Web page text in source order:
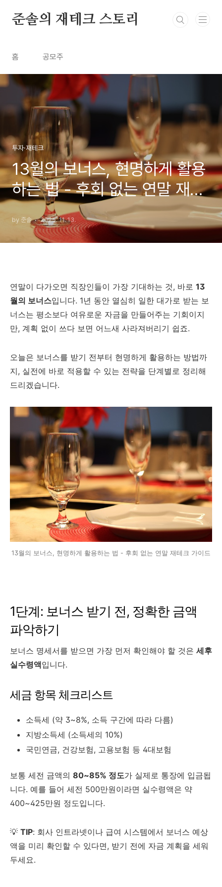
준솔의 재테크 스토리
홈 공모주
투자·재테크
13월의 보너스, 현명하게 활용
하는 법 - 후회 없는 연말 재테
크 가이드
by 준솔 2025. 11. 13.
연말이 다가오면 직장인들이 가장 기대하는 것, 바로 13
월의 보너스입니다. 1년 동안 열심히 일한 대가로 받는 보
너스는 평소보다 여유로운 자금을 만들어주는 기회이지
만, 계획 없이 쓰다 보면 어느새 사라져버리기 쉽죠.
오늘은 보너스를 받기 전부터 현명하게 활용하는 방법까
지, 실전에 바로 적용할 수 있는 전략을 단계별로 정리해
드리겠습니다.
13월의 보너스, 현명하게 활용하는 법 - 후회 없는 연말 재테크 가이드
1단계: 보너스 받기 전, 정확한 금액
파악하기
보너스 명세서를 받으면 가장 먼저 확인해야 할 것은 세후
실수령액입니다.
세금 항목 체크리스트
소득세 (약 3~8%, 소득 구간에 따라 다름)
지방소득세 (소득세의 10%)
국민연금, 건강보험, 고용보험 등 4대보험
보통 세전 금액의 80~85% 정도가 실제로 통장에 입금됩
니다. 예를 들어 세전 500만원이라면 실수령액은 약
400~425만원 정도입니다.
💡 TIP: 회사 인트라넷이나 급여 시스템에서 보너스 예상
액을 미리 확인할 수 있다면, 받기 전에 자금 계획을 세워
두세요.